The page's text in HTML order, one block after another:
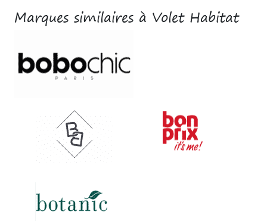
Marques similaires à Volet Habitat